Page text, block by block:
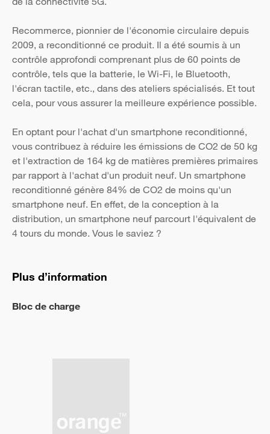
Recommerce, pionnier de l'économie circulaire depuis
2009, a reconditionné ce produit. Il a été soumis à un
contrôle approfondi comprenant plus de 60 points de
contrôle, tels que la batterie, le Wi-Fi, le Bluetooth,
l'écran tactile, etc., dans des ateliers spécialisés. Et tout
cela, pour vous assurer la meilleure expérience possible.
En optant pour l'achat d'un smartphone reconditionné,
vous contribuez à réduire les émissions de CO2 de 50 kg
et l'extraction de 164 kg de matières premières primaires
par rapport à l'achat d'un produit neuf. Un smartphone
reconditionné génère 84% de CO2 de moins qu'un
smartphone neuf. En effet, de la conception à la
distribution, un smartphone neuf parcourt l'équivalent de
4 tours du monde. Vous le saviez ?
Plus d’information
Bloc de charge